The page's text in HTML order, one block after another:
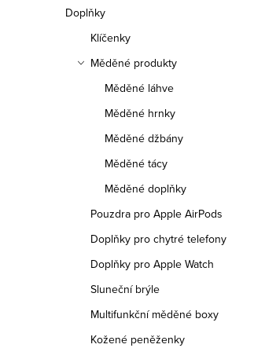
Doplňky
Klíčenky
Měděné produkty
Měděné láhve
Měděné hrnky
Měděné džbány
Měděné tácy
Měděné doplňky
Pouzdra pro Apple AirPods
Doplňky pro chytré telefony
Doplňky pro Apple Watch
Sluneční brýle
Multifunkční měděné boxy
Kožené peněženky